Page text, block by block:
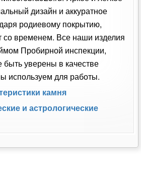
из серебра Арт:
653242